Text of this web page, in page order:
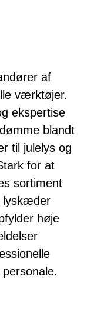
af
værktøjer.
ekspertise
blandt
til julelys og
for at
sortiment
lyskæder
høje